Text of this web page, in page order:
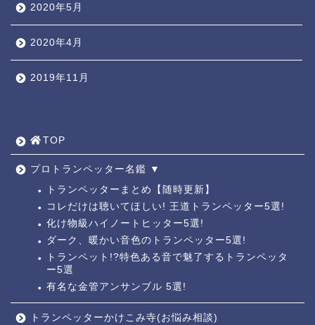
2020年5月
2020年4月
2019年11月
TOP
プロトランペッター名鑑 ▼
トランペッターまとめ【随時更新】
コレだけは聴いてほしい! 王道トランペッター5選!
化け物級ハイノートヒッター5選!
ダーク、暖かい音色のトランペッター5選!
トランペット!?特色ある音で魅了するトランペッタ
ー5選
有名な金管アンサンブル 5選!
トランペッターかけこみ寺(お悩み相談)
トランペッター名鑑 ┫
トランペットの練習法 ┫
お悩み相談回答┛